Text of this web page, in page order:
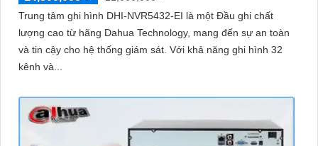
Trung tâm ghi hình DHI-NVR5432-EI là một Đầu ghi chất
lượng cao từ hãng Dahua Technology, mang đến sự an toàn
và tin cậy cho hệ thống giám sát. Với khả năng ghi hình 32
kênh và...